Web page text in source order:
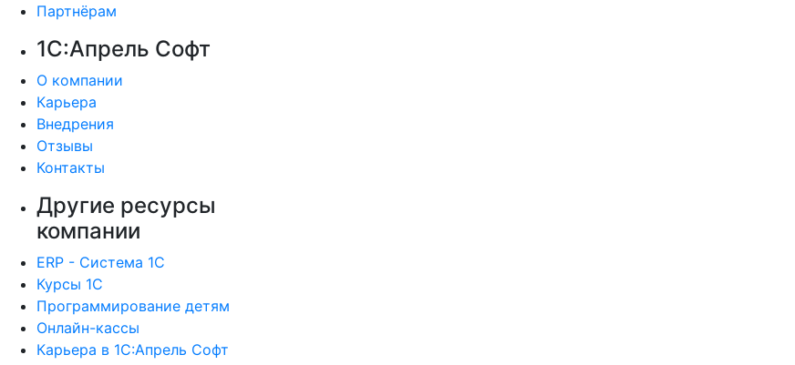
Партнёрам
1С:Апрель Софт
О компании
Карьера
Внедрения
Отзывы
Контакты
Другие ресурсы
компании
ERP - Система 1С
Курсы 1С
Программирование детям
Онлайн-кассы
Карьера в 1С:Апрель Софт